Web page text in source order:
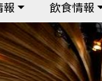
報 飲食情報